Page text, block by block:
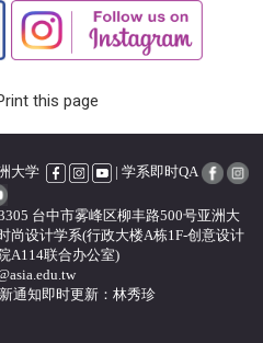
this page
大学 | 学系即时QA
台中市雾峰区柳丰路500号亚洲大
尚设计学系(行政大楼A栋1F-创意设计
A114联合办公室)
通知即时更新 ：林秀珍